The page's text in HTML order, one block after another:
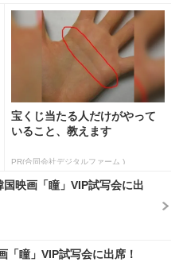
宝くじ当たる人だけがやって
いること、教えます
PR(合同会社デジタルファーム )
映画「瞳」VIP試写会に出
「瞳」VIP試写会に出席！